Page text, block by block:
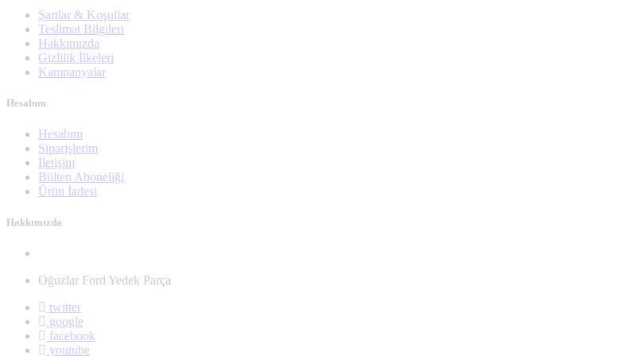
Şartlar & Koşullar
Teslimat Bilgileri
Hakkımızda
Gizlilik İlkeleri
Kampanyalar
Hesabım
Hesabım
Siparişlerim
İletişim
Bülten Aboneliği
Ürün İadesi
Hakkımızda
Oğuzlar Ford Yedek Parça
twitter
google
facebook
youtube